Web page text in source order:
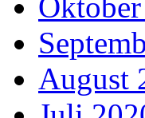
August